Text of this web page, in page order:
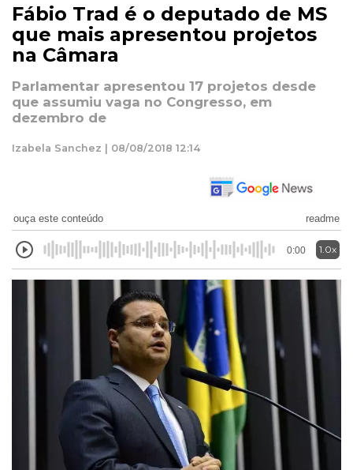
Fábio Trad é o deputado de MS
que mais apresentou projetos
na Câmara
Parlamentar apresentou 17 projetos desde
que assumiu vaga no Congresso, em
dezembro de
Izabela Sanchez | 08/08/2018 12:14
ouça este conteúdo readme
0:00 1.0x